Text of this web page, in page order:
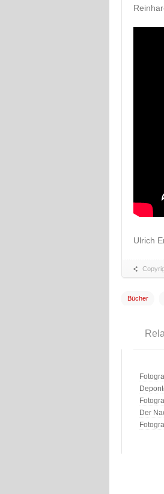
Ulrich
Bücher
Der